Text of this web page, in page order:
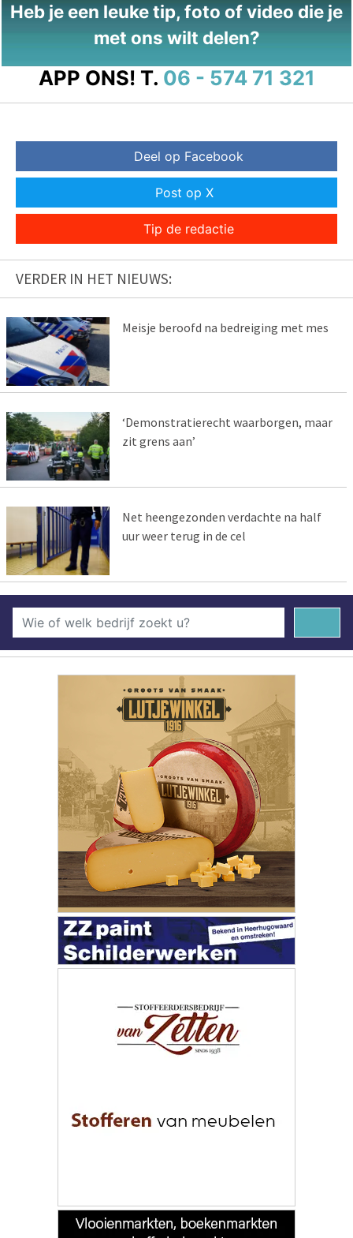
Heb je een leuke tip, foto of video die je
met ons wilt delen?
APP ONS! T. 06 - 574 71 321
Deel op Facebook
Post op X
Tip de redactie
VERDER IN HET NIEUWS:
Meisje beroofd na bedreiging met mes
‘Demonstratierecht waarborgen, maar
zit grens aan’
Net heengezonden verdachte na half
uur weer terug in de cel